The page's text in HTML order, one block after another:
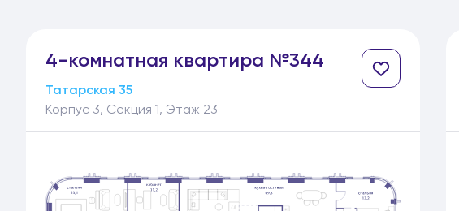
4-комнатная квартира №344
Татарская 35
Корпус 3, Секция 1, Этаж 23